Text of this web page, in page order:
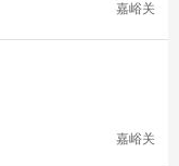
嘉峪关
嘉峪关